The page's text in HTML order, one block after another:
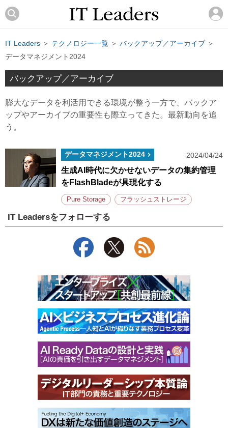
IT Leaders ＞ テクノロジー一覧 ＞ バックアップ／アーカイブ ＞
データマネジメント2024
バックアップ／アーカイブ
膨大なデータを利活用できる環境が整う一方で、バックア
ップやアーカイブの重要性も際立ってきた。最新動向を追
う。
データマネジメント2024 2024/04/24
生成AI時代に欠かせないデータの集約管理
をFlashBladeが具現化する
Pure Storage フラッシュストレージ
IT Leadersをフォローする